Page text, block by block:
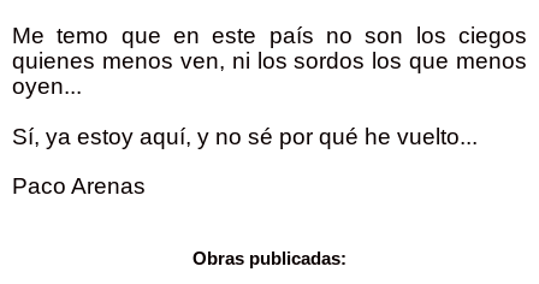
Me temo que en este país no son los ciegos
quienes menos ven, ni los sordos los que menos
oyen...
Sí, ya estoy aquí, y no sé por qué he vuelto...
Paco Arenas
Obras publicadas: